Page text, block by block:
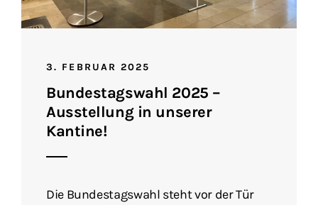
3. FEBRUAR 2025
Bundestagswahl 2025 –
Ausstellung in unserer
Kantine!
Die Bundestagswahl steht vor der Tür